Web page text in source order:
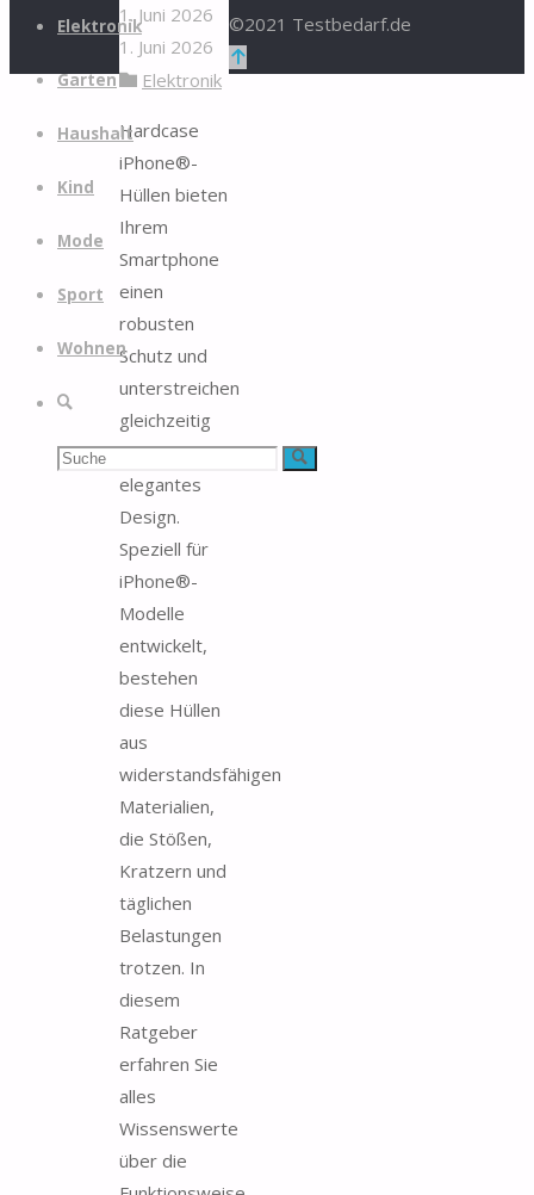
Elektronik
Garten
Haushalt
Kind
Mode
Sport
Wohnen
Suche
Suchen Suche
1. Juni 2026
1. Juni 2026
Elektronik
Hardcase
iPhone®-
Hüllen bieten
Ihrem
Smartphone
einen
robusten
Schutz und
unterstreichen
gleichzeitig
dessen
elegantes
Design.
Speziell für
iPhone®-
Modelle
entwickelt,
bestehen
diese Hüllen
aus
widerstandsfähigen
Materialien,
die Stößen,
Kratzern und
täglichen
Belastungen
trotzen. In
diesem
Ratgeber
erfahren Sie
alles
Wissenswerte
über die
©2021 Testbedarf.de
Zurück